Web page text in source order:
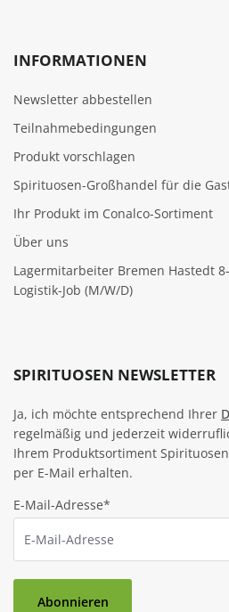
INFORMATIONEN
Newsletter abbestellen
Teilnahmebedingungen
Produkt vorschlagen
Spirituosen-Großhandel für die
Ihr Produkt im Conalco-Sortiment
Über uns
Lagermitarbeiter Bremen Hastedt
Logistik-Job (M/W/D)
SPIRITUOSEN NEWSLETTER
Ja, ich möchte entsprechend Ihrer
regelmäßig und jederzeit
Ihrem Produktsortiment
per E-Mail erhalten.
E-Mail-Adresse*
Abonnieren